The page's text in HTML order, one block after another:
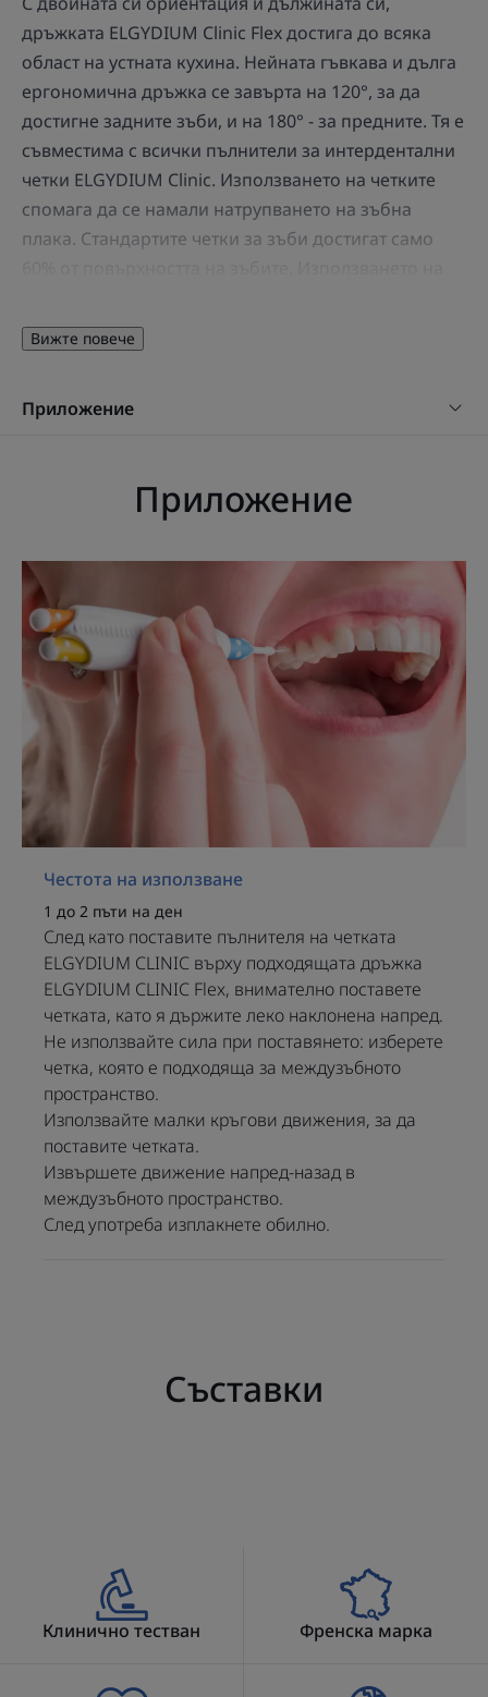
дръжката ELGYDIUM Clinic Flex достига до всяка
област на устната кухина. Нейната гъвкава и дълга
ергономична дръжка се завърта на 120°, за да
достигне задните зъби, и на 180° - за предните. Тя е
съвместима с всички пълнители за интердентални
четки ELGYDIUM Clinic. Използването на четките
спомага да се намали натрупването на зъбна
плака. Стандартите четки за зъби достигат само
останалите 40% - стремете се към 100% през цялото
време.
Ползи
междузъбните пространства, което спомага за
оптимална хигиена.
на 120° и дългата дръжка за достигане на
труднодостъпни места.
• СЪВМЕСТИМА: подходящ за всички пълнители за
четки ELGYDIUM Clinic.
Вижте повече
Приложение
Приложение
Честота на използване
1 до 2 пъти на ден
След като поставите пълнителя на четката
ELGYDIUM CLINIC върху подходящата дръжка
ELGYDIUM CLINIC Flex, внимателно поставете
четката, като я държите леко наклонена напред.
Не използвайте сила при поставянето: изберете
четка, която е подходяща за междузъбното
пространство.
Използвайте малки кръгови движения, за да
поставите четката.
Извършете движение напред-назад в
междузъбното пространство.
След употреба изплакнете обилно.
Съставки
Клинично тестван Френска марка